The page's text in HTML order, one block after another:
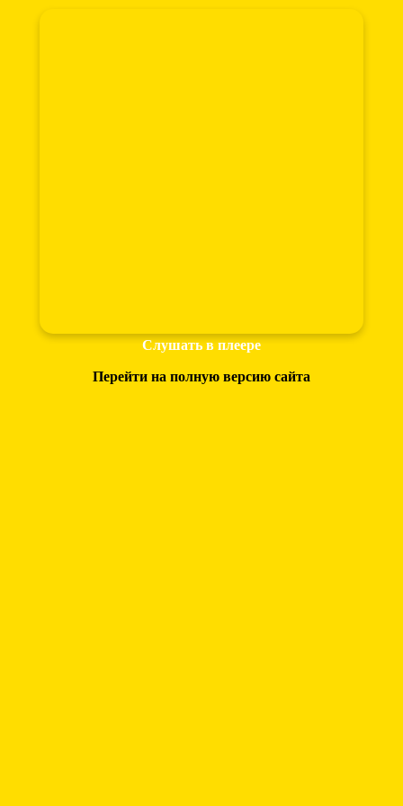
Слушать в плеере
Перейти на полную версию сайта